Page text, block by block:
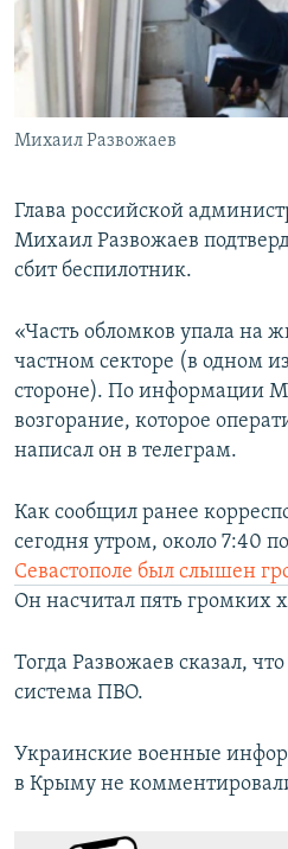
ПОБЕДИТЕЛЕЙ НЕ СУДЯТ?
КРЫМ.НЕПОКОРЕННЫЙ
УКРАИНСКАЯ ПРОБЛЕМА КРЫМА
ПРИСОЕДИНЯЙТЕСЬ!
Михаил Развожаев
Глава российской
Михаил Развожаев
сбит беспилотник.
«Часть обломков упала на
частном секторе (в одном
стороне). По информации
возгорание, которое
написал он в телеграм.
Как сообщил ранее
сегодня утром, около 7:40
Севастополе был слышен
Он насчитал пять громких
Тогда Развожаев сказал,
система ПВО.
Украинские военные
в Крыму не